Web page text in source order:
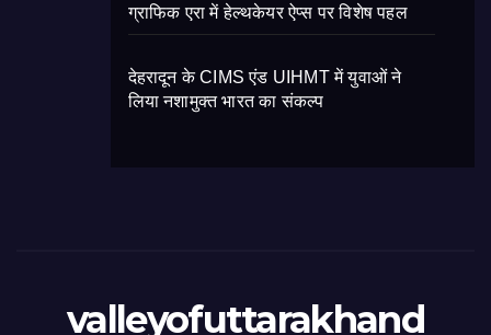
ग्राफिक एरा में हेल्थकेयर ऐप्स पर विशेष पहल
देहरादून के CIMS एंड UIHMT में युवाओं ने
लिया नशामुक्त भारत का संकल्प
valleyofuttarakhand